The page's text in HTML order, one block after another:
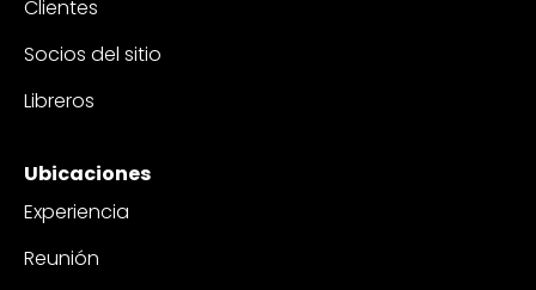
Clientes
Socios del sitio
Libreros
Ubicaciones
Experiencia
Reunión